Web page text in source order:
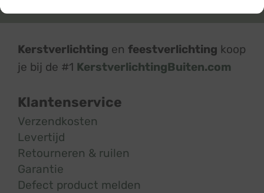
Kerstverlichting en feestverlichting koop
je bij de #1 KerstverlichtingBuiten.com
Klantenservice
Verzendkosten
Levertijd
Retourneren & ruilen
Garantie
Defect product melden